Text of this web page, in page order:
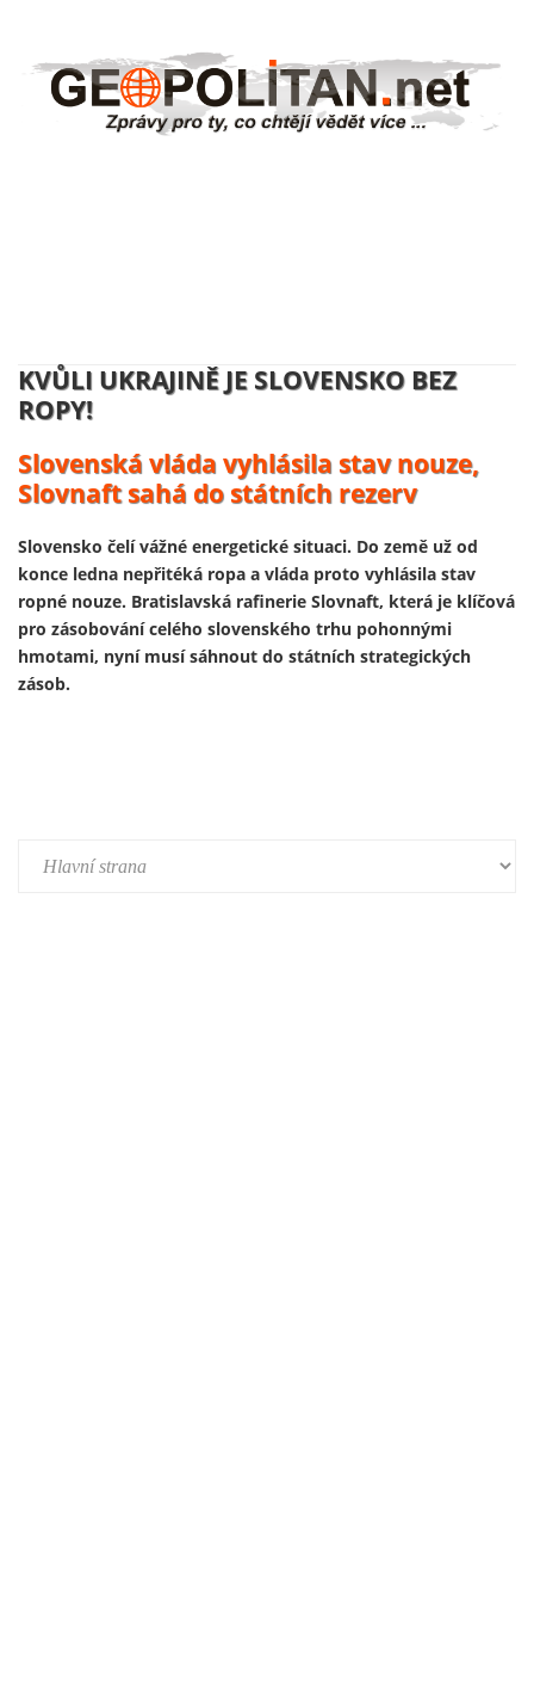
NĚMECKO ZAHAJUJE VÝROBU
UKRAJINSKÝCH DRONŮ:
Volodymyr Zelenskyj se usmívá, účty
platí daňový poplatníci
Ukrajinský prezident Volodymyr Zelenskyj 13. února
představil první útočný dron vyrobený v Německu v rámci
nově založeného německo-ukrajinského společného
podniku. Výroba je součástí širší expanze ukrajinského
zbrojního průmyslu do Evropy a je financována především z
prostředků německého obranného rozpočtu a evropských